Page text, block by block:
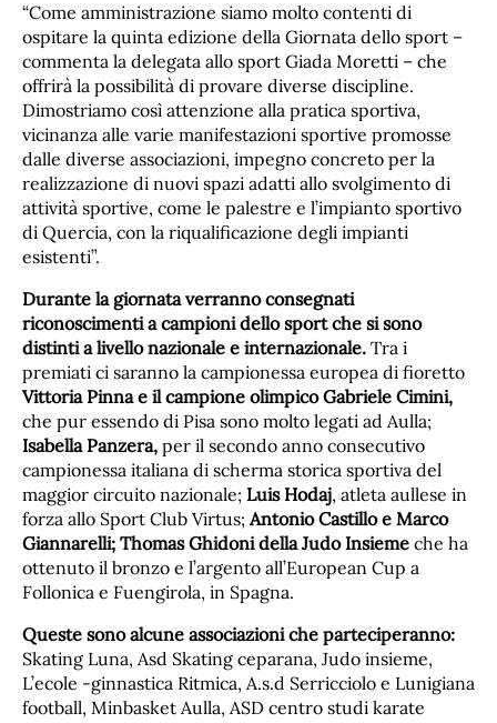
“Come amministrazione siamo molto contenti di
ospitare la quinta edizione della Giornata dello sport –
commenta la delegata allo sport Giada Moretti – che
offrirà la possibilità di provare diverse discipline.
Dimostriamo così attenzione alla pratica sportiva,
vicinanza alle varie manifestazioni sportive promosse
dalle diverse associazioni, impegno concreto per la
realizzazione di nuovi spazi adatti allo svolgimento di
attività sportive, come le palestre e l’impianto sportivo
di Quercia, con la riqualificazione degli impianti
esistenti”.
Durante la giornata verranno consegnati
riconoscimenti a campioni dello sport che si sono
distinti a livello nazionale e internazionale. Tra i
premiati ci saranno la campionessa europea di fioretto
Vittoria Pinna e il campione olimpico Gabriele Cimini,
che pur essendo di Pisa sono molto legati ad Aulla;
Isabella Panzera, per il secondo anno consecutivo
campionessa italiana di scherma storica sportiva del
maggior circuito nazionale; Luis Hodaj, atleta aullese in
forza allo Sport Club Virtus;Antonio Castillo e Marco
Giannarelli; Thomas Ghidoni della Judo Insieme che ha
ottenuto il bronzo e l’argento all’European Cup a
Follonica e Fuengirola, in Spagna.
Queste sono alcune associazioni che parteciperanno:
Skating Luna, Asd Skating ceparana, Judo insieme,
L’ecole -ginnastica Ritmica, A.s.d Serricciolo e Lunigiana
football, Minbasket Aulla, ASD centro studi karate